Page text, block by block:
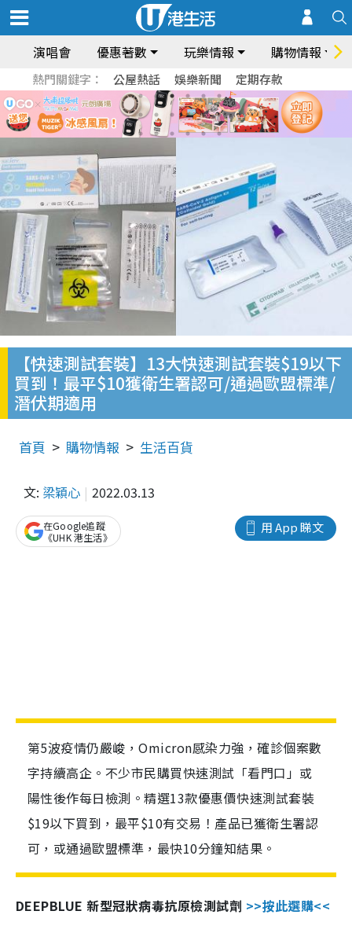
演唱會 優惠著數 玩樂情報 購物情報
熱門關鍵字： 公屋熱話 娛樂新聞 定期存款
【快速測試套裝】13大快速測試套裝$19以下
買到！最平$10獲衛生署認可/通過歐盟標準/
潛伏期適用
首頁 購物情報 生活百貨
文: 梁穎心 2022.03.13
用 App 睇文
在Google追蹤
《UHK 港生活》
第5波疫情仍嚴峻，Omicron感染力強，確診個案數
字持續高企。不少市民購買快速測試「看門口」或
陽性後作每日檢測。精選13款優惠價快速測試套裝
$19以下買到，最平$10有交易！產品已獲衛生署認
可，或通過歐盟標準，最快10分鐘知結果。
DEEPBLUE 新型冠狀病毒抗原檢測試劑 >>按此選購<<